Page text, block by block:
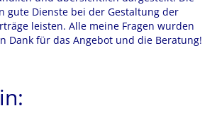
gute Dienste bei der Gestaltung der
leisten. Alle meine Fragen wurden
Dank für das Angebot und die Beratung!